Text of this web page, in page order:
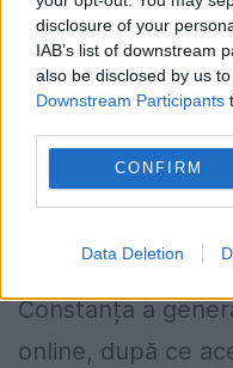
disclosure of your
IAB’s list of downstream
also be disclosed by us
Downstream Participants
CONFIRM
Data Deletion
Alexandra
preia funcția
Dobrogea
14 FEBRUARIE 2026
Participarea
pentru Unirea
Constanța a
online, după ce